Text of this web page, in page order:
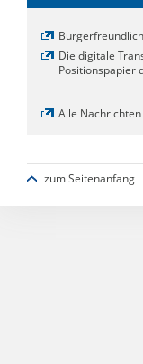
Die digitale
Positionspapier
Alle Nachrichten
zum Seitenanfang